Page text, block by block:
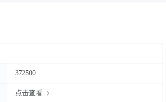
372500
点击查看